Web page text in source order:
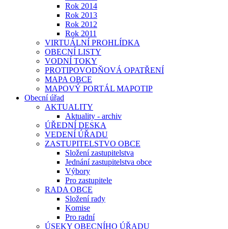
Rok 2014
Rok 2013
Rok 2012
Rok 2011
VIRTUÁLNÍ PROHLÍDKA
OBECNÍ LISTY
VODNÍ TOKY
PROTIPOVODŇOVÁ OPATŘENÍ
MAPA OBCE
MAPOVÝ PORTÁL MAPOTIP
Obecní úřad
AKTUALITY
Aktuality - archiv
ÚŘEDNÍ DESKA
VEDENÍ ÚŘADU
ZASTUPITELSTVO OBCE
Složení zastupitelstva
Jednání zastupitelstva obce
Výbory
Pro zastupitele
RADA OBCE
Složení rady
Komise
Pro radní
ÚSEKY OBECNÍHO ÚŘADU